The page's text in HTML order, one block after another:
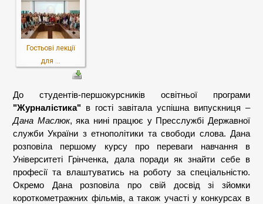
Гостьові лекції
для ...
До студентів-першокурсників освітньої програми
"Журналістика" в гості завітала успішна випускниця –
Дана Маслюк, яка нині працює у Пресслужбі Державної
служби України з етнополітики та свободи слова. Дана
розповіла першому курсу про переваги навчання в
Університеті Грінченка, дала поради як знайти себе в
професії та влаштуватись на роботу за спеціальністю.
Окремо Дана розповіла про свій досвід зі зйомки
короткометражних фільмів, а також участі у конкурсах в